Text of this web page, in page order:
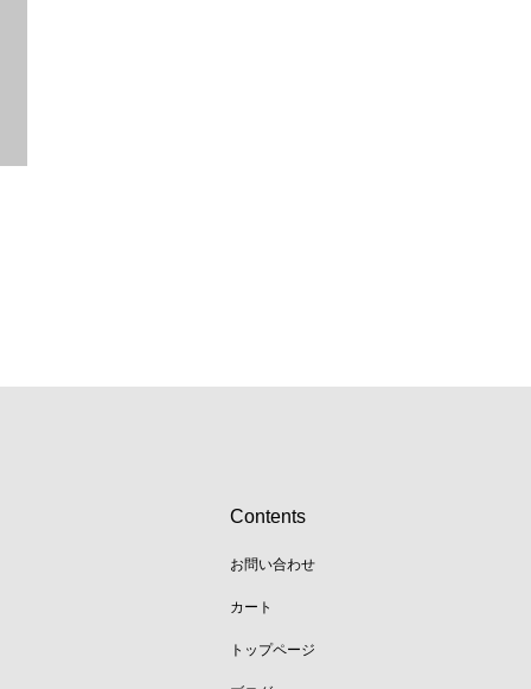
Contents
お問い合わせ
カート
トップページ